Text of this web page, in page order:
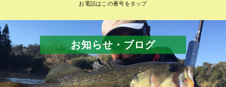
お電話はこの番号をタップ
お知らせ・ブログ